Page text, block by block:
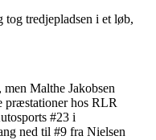
tredjepladsen i et løb,
Malthe Jakobsen
præstationer hos RLR
#23 i
ned til #9 fra Nielsen